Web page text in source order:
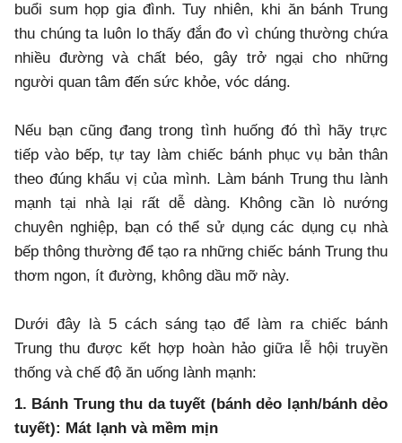
buổi sum họp gia đình. Tuy nhiên, khi ăn bánh Trung
thu chúng ta luôn lo thấy đắn đo vì chúng thường chứa
nhiều đường và chất béo, gây trở ngại cho những
người quan tâm đến sức khỏe, vóc dáng.
Nếu bạn cũng đang trong tình huống đó thì hãy trực
tiếp vào bếp, tự tay làm chiếc bánh phục vụ bản thân
theo đúng khẩu vị của mình. Làm bánh Trung thu lành
mạnh tại nhà lại rất dễ dàng. Không cần lò nướng
chuyên nghiệp, bạn có thể sử dụng các dụng cụ nhà
bếp thông thường để tạo ra những chiếc bánh Trung thu
thơm ngon, ít đường, không dầu mỡ này.
Dưới đây là 5 cách sáng tạo để làm ra chiếc bánh
Trung thu được kết hợp hoàn hảo giữa lễ hội truyền
thống và chế độ ăn uống lành mạnh:
1. Bánh Trung thu da tuyết (bánh dẻo lạnh/bánh dẻo
tuyết): Mát lạnh và mềm mịn